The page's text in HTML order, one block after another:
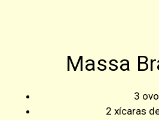
Massa
3
2 xícaras